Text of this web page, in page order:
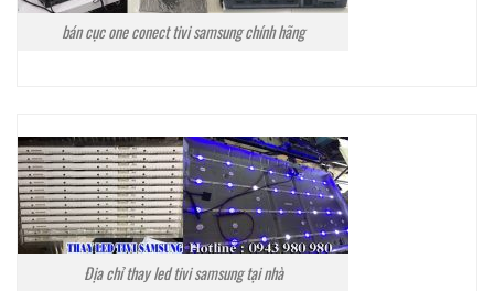
bán cục one conect tivi samsung chính hãng
Địa chỉ thay led tivi samsung tại nhà